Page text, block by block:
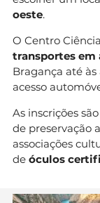
oeste.
O Centro
transportes em
Bragança até
acesso
As inscrições
de preservação
associações
de óculos